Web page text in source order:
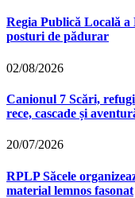
Regia Publică Locală a
posturi de pădurar
02/08/2026
Canionul 7 Scări,
rece, cascade și
20/07/2026
RPLP Săcele
material lemnos fasonat